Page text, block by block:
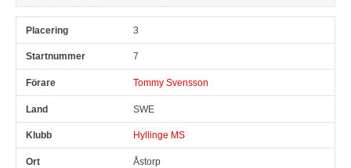
3
7
Tommy Svensson
SWE
Hyllinge MS
Åstorp